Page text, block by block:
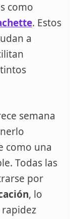
como
. Estos
a
semana
como una
Todas las
por
, lo